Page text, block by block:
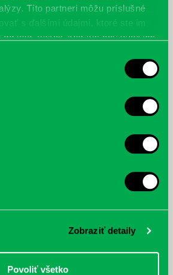
Títo partneri môžu príslušné
s ďalšími údajmi, ktoré ste im
od vás získali, keď ste používali ich
Zobraziť detaily
Povoliť všetko